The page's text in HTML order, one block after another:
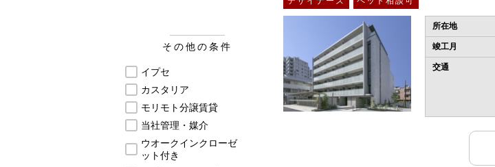
所在地
竣工月
交通
その他の条件
イプセ
カスタリア
モリモト分譲賃貸
当社管理・媒介
ウオークインクローゼ
ット付き